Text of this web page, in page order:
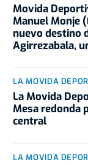
Movida
Manuel Monje
nuevo destino
Agirrezabala,
LA MOVIDA
La Movida
Mesa redonda
central
LA MOVIDA